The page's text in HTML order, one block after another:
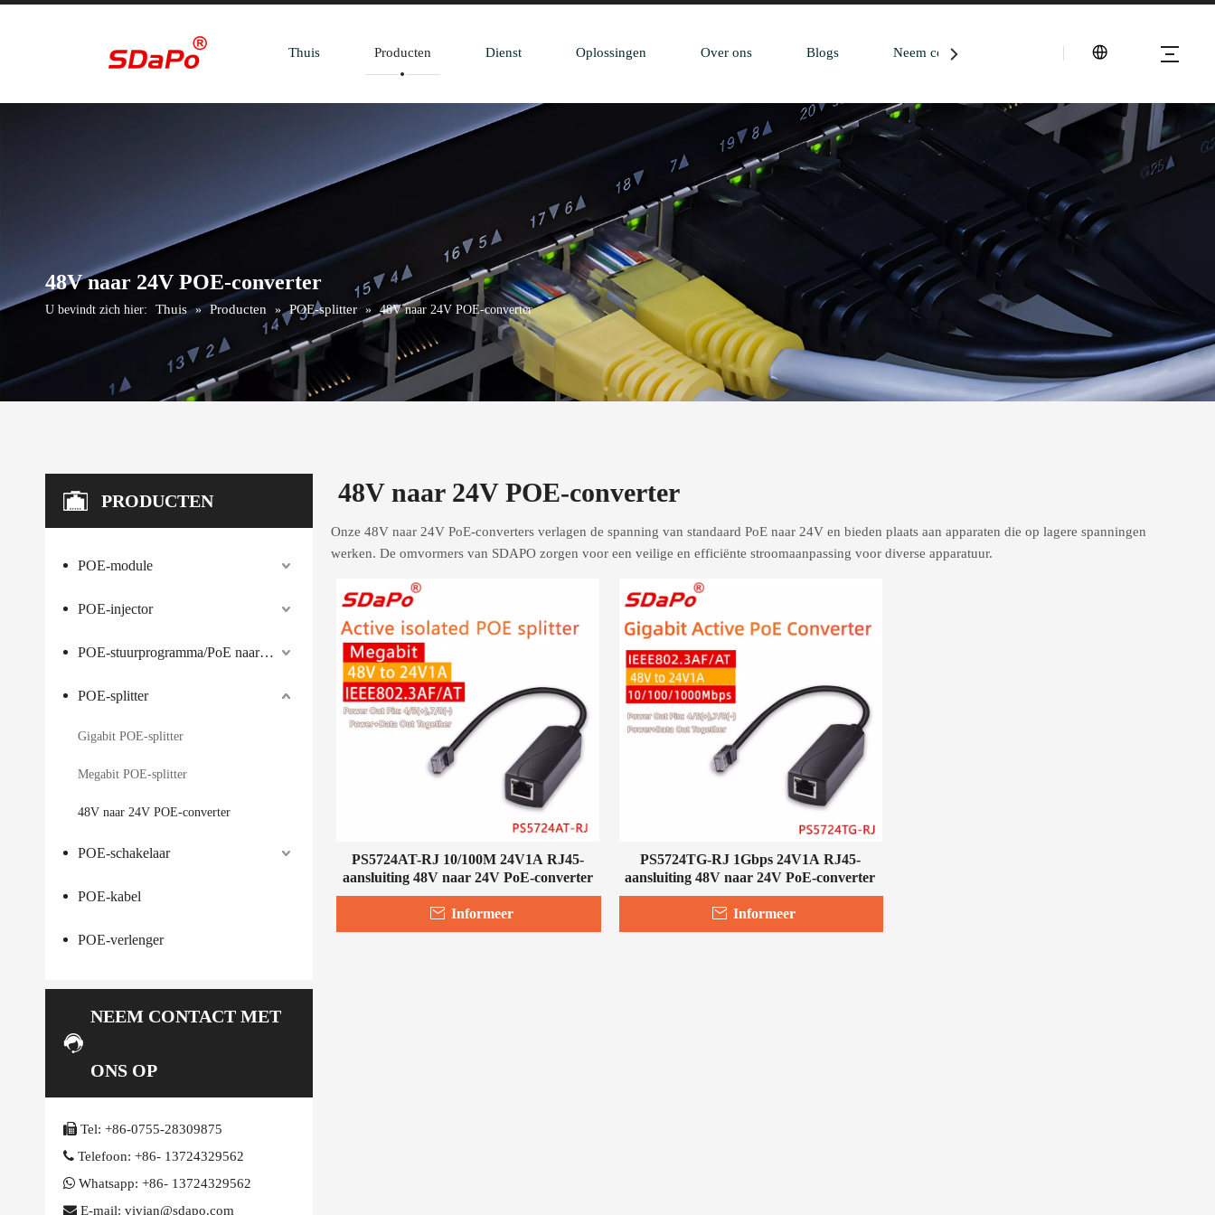
Thuis Producten Dienst Oplossingen Over ons Blogs Neem contact met ons op
48V naar 24V POE-converter
U bevindt zich hier: Thuis » Producten » POE-splitter » 48V naar 24V POE-converter
PRODUCTEN
POE-module
POE-injector
POE-stuurprogramma/PoE naar USB-C-adapter
POE-splitter
Gigabit POE-splitter
Megabit POE-splitter
48V naar 24V POE-converter
POE-schakelaar
POE-kabel
POE-verlenger
NEEM CONTACT MET
ONS OP
 Tel: +86-0755-28309875
 Telefoon: +86- 13724329562
 Whatsapp: +86- 13724329562
 E-mail: vivian@sdapo.com
48V naar 24V POE-converter
Onze 48V naar 24V PoE-converters verlagen de spanning van standaard PoE naar 24V en bieden plaats aan apparaten die op lagere spanningen
werken. De omvormers van SDAPO zorgen voor een veilige en efficiënte stroomaanpassing voor diverse apparatuur.
PS5724AT-RJ 10/100M 24V1A RJ45-
aansluiting 48V naar 24V PoE-converter
Informeer
PS5724TG-RJ 1Gbps 24V1A RJ45-
aansluiting 48V naar 24V PoE-converter
Informeer